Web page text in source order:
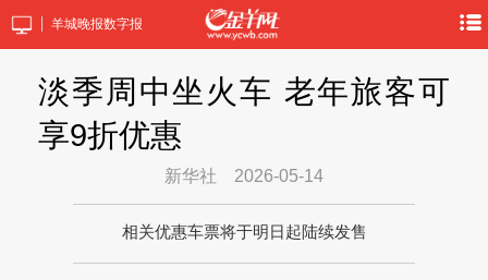
羊城晚报数字报
淡季周中坐火车 老年旅客可
享9折优惠
新华社 2026-05-14
相关优惠车票将于明日起陆续发售